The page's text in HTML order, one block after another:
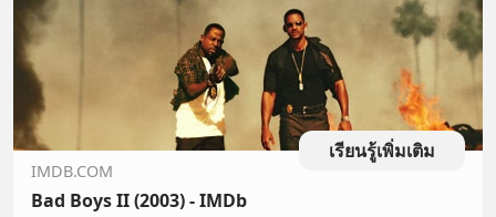
เรียนรู้เพิ่มเติม
IMDB.COM
Bad Boys II (2003) - IMDb